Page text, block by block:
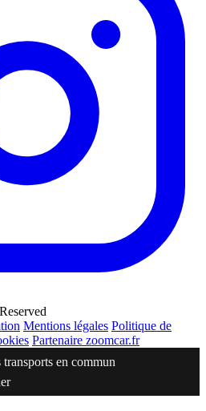
Mentions légales Politique de
Partenaire zoomcar.fr
en commun